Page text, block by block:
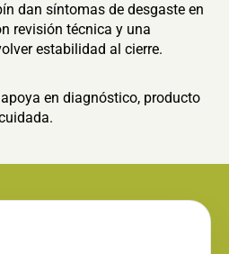
dan síntomas de desgaste en
revisión técnica y una
estabilidad al cierre.
en diagnóstico, producto